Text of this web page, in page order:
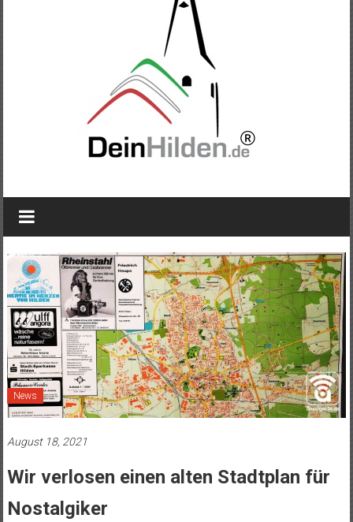
News
August 18, 2021
Wir verlosen einen alten Stadtplan für
Nostalgiker